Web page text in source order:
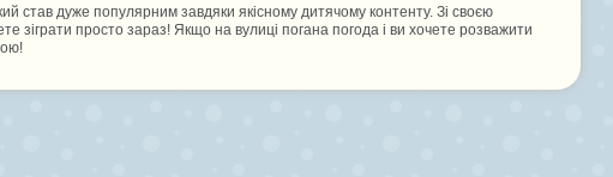
став дуже популярним завдяки якісному дитячому контенту. Зі своєю
зіграти просто зараз! Якщо на вулиці погана погода і ви хочете розважити